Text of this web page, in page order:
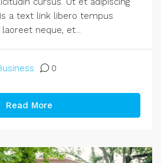
a text link libero tempus
neque, et...
0
Read More